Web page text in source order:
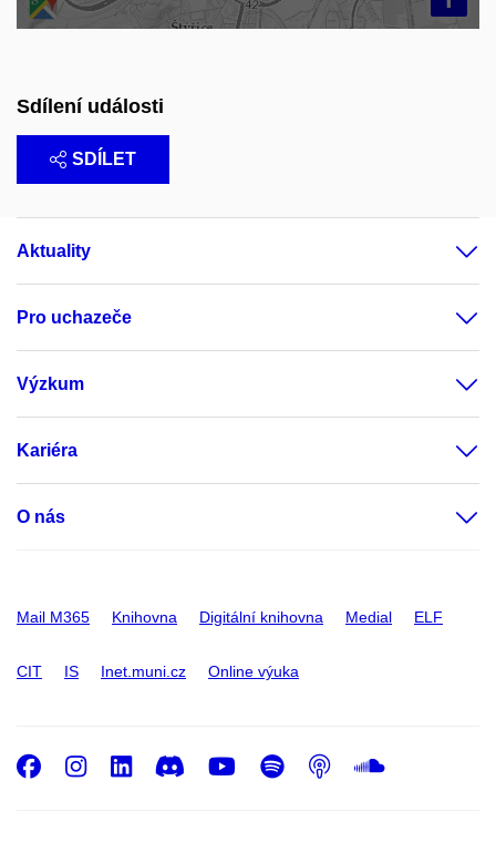
Sdílení události
SDÍLET
Aktuality
Pro uchazeče
Výzkum
Kariéra
O nás
Mail M365 Knihovna Digitální knihovna Medial ELF
CIT IS Inet.muni.cz Online výuka
Facebook
Instagram
LinkedIn
DiscordYoutube
Spotify
Podcast